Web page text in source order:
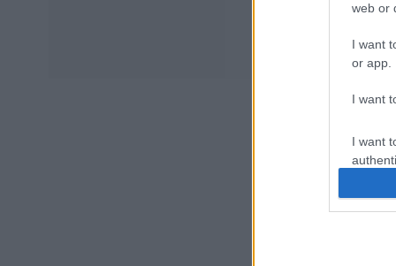
web or
I want
or app.
I want
I want